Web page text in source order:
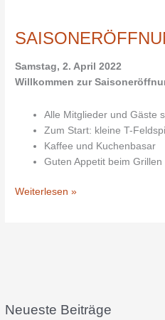
Neueste Beiträge
Samstag, 2. April 2022
Willkommen zur
Alle Mitglieder und Gäste
Zum Start: kleine T-
Kaffee und Kuchenbasar
Guten Appetit beim
Weiterlesen »